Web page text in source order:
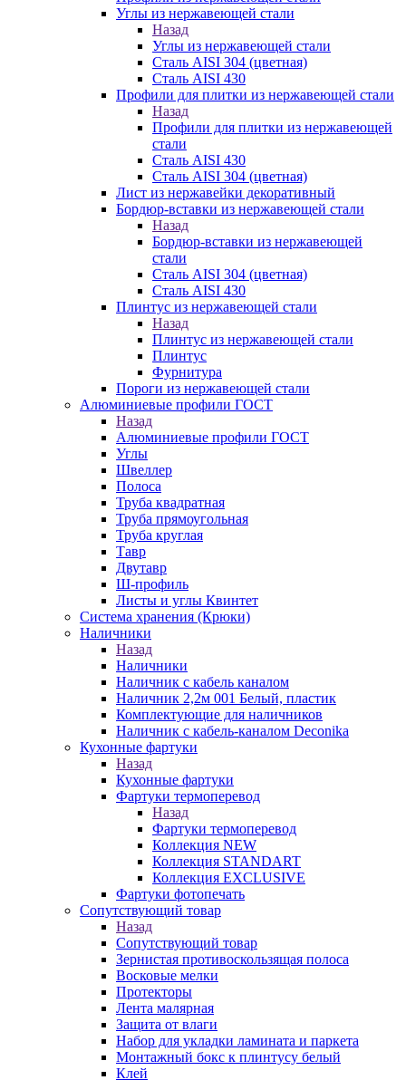
Углы из нержавеющей стали
Назад
Углы из нержавеющей стали
Сталь AISI 304 (цветная)
Сталь AISI 430
Профили для плитки из нержавеющей стали
Назад
Профили для плитки из нержавеющей
стали
Сталь AISI 430
Сталь AISI 304 (цветная)
Лист из нержавейки декоративный
Бордюр-вставки из нержавеющей стали
Назад
Бордюр-вставки из нержавеющей
стали
Сталь AISI 304 (цветная)
Сталь AISI 430
Плинтус из нержавеющей стали
Назад
Плинтус из нержавеющей стали
Плинтус
Фурнитура
Пороги из нержавеющей стали
Алюминиевые профили ГОСТ
Назад
Алюминиевые профили ГОСТ
Углы
Швеллер
Полоса
Труба квадратная
Труба прямоугольная
Труба круглая
Тавр
Двутавр
Ш-профиль
Листы и углы Квинтет
Система хранения (Крюки)
Наличники
Назад
Наличники
Наличник с кабель каналом
Наличник 2,2м 001 Белый, пластик
Комплектующие для наличников
Наличник с кабель-каналом Deconika
Кухонные фартуки
Назад
Кухонные фартуки
Фартуки термоперевод
Назад
Фартуки термоперевод
Коллекция NEW
Коллекция STANDART
Коллекция EXCLUSIVE
Фартуки фотопечать
Сопутствующий товар
Назад
Сопутствующий товар
Зернистая противоскользящая полоса
Восковые мелки
Протекторы
Лента малярная
Защита от влаги
Набор для укладки ламината и паркета
Монтажный бокс к плинтусу белый
Клей